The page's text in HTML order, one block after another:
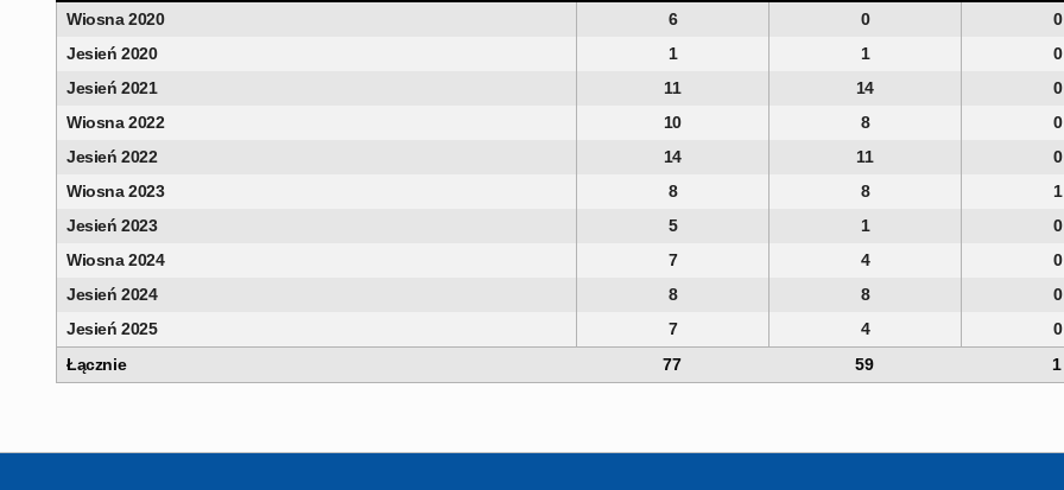
Wiosna 2020
6 0 0
Jesień 2020
1 1 0
Jesień 2021
11 14 0
Wiosna 2022
10 8 0
Jesień 2022
14 11 0
Wiosna 2023
8 8 1
Jesień 2023
5 1 0
Wiosna 2024
7 4 0
Jesień 2024
8 8 0
Jesień 2025
7 4 0
Łącznie
77 59 1